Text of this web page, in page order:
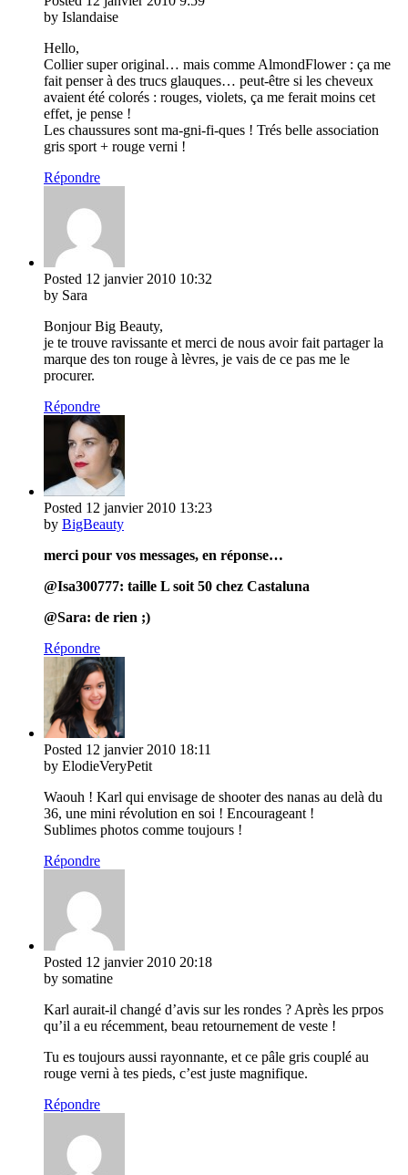
by Islandaise
Hello,
Collier super original… mais comme AlmondFlower : ça me
fait penser à des trucs glauques… peut-être si les cheveux
avaient été colorés : rouges, violets, ça me ferait moins cet
effet, je pense !
Les chaussures sont ma-gni-fi-ques ! Trés belle association
gris sport + rouge verni !
Répondre
Posted 12 janvier 2010 10:32
by Sara
Bonjour Big Beauty,
je te trouve ravissante et merci de nous avoir fait partager la
marque des ton rouge à lèvres, je vais de ce pas me le
procurer.
Répondre
Posted 12 janvier 2010 13:23
by BigBeauty
merci pour vos messages, en réponse…
@Isa300777: taille L soit 50 chez Castaluna
@Sara: de rien ;)
Répondre
Posted 12 janvier 2010 18:11
by ElodieVeryPetit
Waouh ! Karl qui envisage de shooter des nanas au delà du
36, une mini révolution en soi ! Encourageant !
Sublimes photos comme toujours !
Répondre
Posted 12 janvier 2010 20:18
by somatine
Karl aurait-il changé d’avis sur les rondes ? Après les prpos
qu’il a eu récemment, beau retournement de veste !
Tu es toujours aussi rayonnante, et ce pâle gris couplé au
rouge verni à tes pieds, c’est juste magnifique.
Répondre